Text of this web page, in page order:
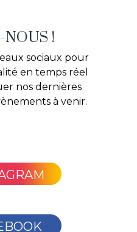
NOUS !
sociaux pour
en temps réel
nos dernières
à venir.